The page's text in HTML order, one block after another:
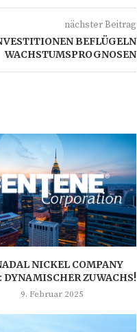
nächster Beitrag
BEFLÜGELN
WACHSTUMSPROGNOSEN
NICKEL COMPANY
DYNAMISCHER ZUWACHS!
9. Februar 2025